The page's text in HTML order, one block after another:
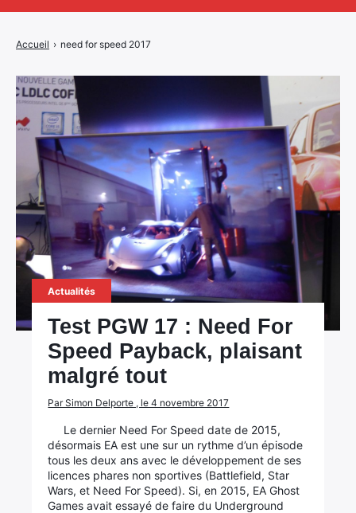
Accueil › need for speed 2017
Actualités
Test PGW 17 : Need For
Speed Payback, plaisant
malgré tout
Par Simon Delporte , le 4 novembre 2017
Le dernier Need For Speed date de 2015,
désormais EA est une sur un rythme d’un épisode
tous les deux ans avec le développement de ses
licences phares non sportives (Battlefield, Star
Wars, et Need For Speed). Si, en 2015, EA Ghost
Games avait essayé de faire du Underground